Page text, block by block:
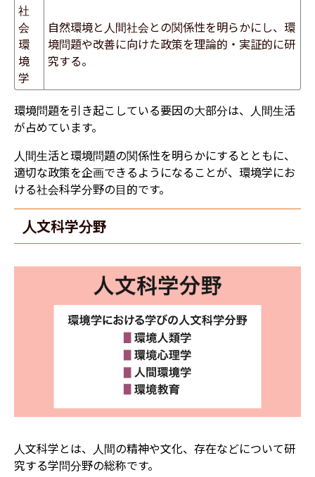
社
会
環
境
学
自然環境と人間社会との関係性を明らかにし、環
境問題や改善に向けた政策を理論的・実証的に研
究する。
環境問題を引き起こしている要因の大部分は、人間生活
が占めています。
人間生活と環境問題の関係性を明らかにするとともに、
適切な政策を企画できるようになることが、環境学にお
ける社会科学分野の目的です。
人文科学分野
人文科学とは、人間の精神や文化、存在などについて研
究する学問分野の総称です。